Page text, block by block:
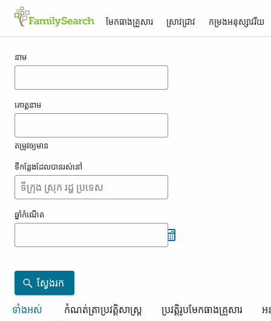
មែកធាង​គ្រួសារ ស្រាវជ្រាវ កម្រង​អនុស្សាវរីយ
នាម
គោត្តនាម
តម្រូវ​ឲ្យ​មាន
ទីកន្លែង​ដែល​បាន​រស់នៅ
ឆ្នាំ​កំណើត
ស្វែងរក
ទាំងអស់
កំណត់ត្រា​ប្រវត្តិសាស្ត្រ ប្រវត្តិរូប​មែកធាង​គ្រួសារ អ